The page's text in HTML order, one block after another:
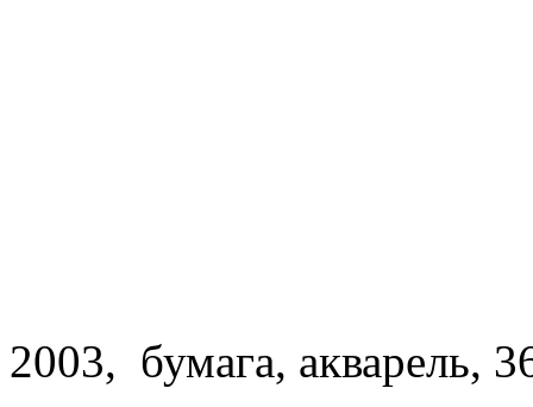
2003, бумага, акварель,